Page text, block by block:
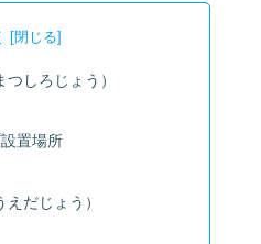
しろじょう）
置場所
だじょう）